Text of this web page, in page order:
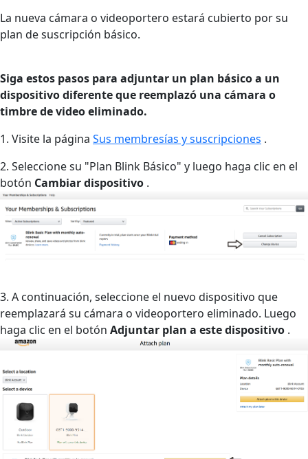
La nueva cámara o videoportero estará cubierto por su
plan de suscripción básico.
Siga estos pasos para adjuntar un plan básico a un
dispositivo diferente que reemplazó una cámara o
timbre de video eliminado.
1. Visite la página Sus membresías y suscripciones .
2. Seleccione su "Plan Blink Básico" y luego haga clic en el
botón Cambiar dispositivo .
3. A continuación, seleccione el nuevo dispositivo que
reemplazará su cámara o videoportero eliminado. Luego
haga clic en el botón Adjuntar plan a este dispositivo .